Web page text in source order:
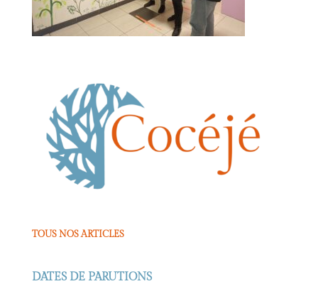
TOUS NOS ARTICLES
DATES DE PARUTIONS